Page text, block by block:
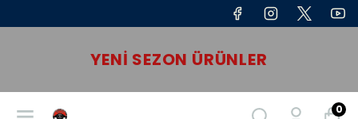
YENI SEZON ÜRÜNLER
0